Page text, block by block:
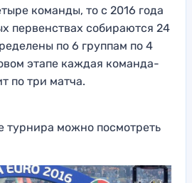
команды, то с 2016 года
первенствах собираются 24
по 6 группам по 4
этапе каждая команда-
по три матча.
турнира можно посмотреть